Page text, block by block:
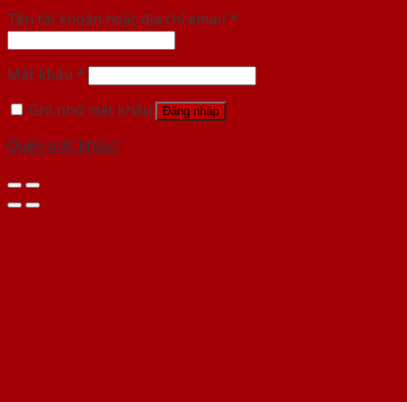
Tên tài khoản hoặc địa chỉ email *
Mật khẩu *
Ghi nhớ mật khẩu
Đăng nhập
Quên mật khẩu?